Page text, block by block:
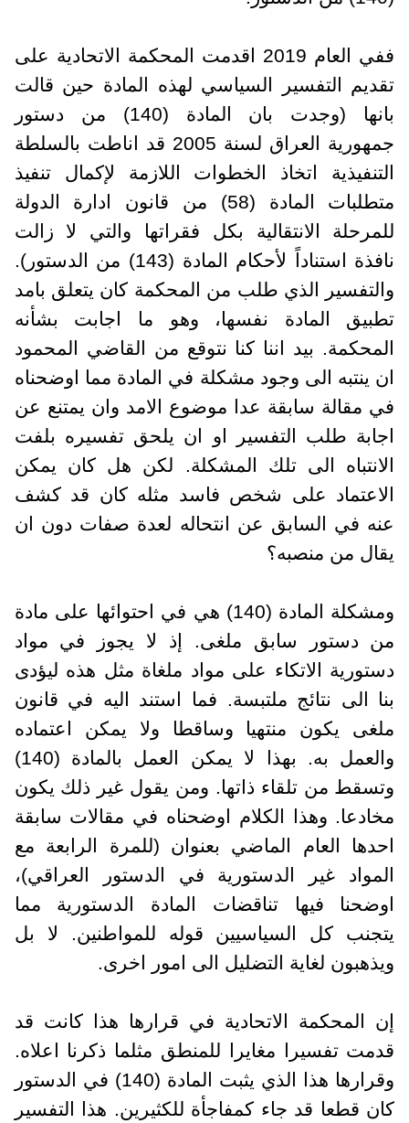
ففي العام 2019 اقدمت المحكمة الاتحادية على
تقديم التفسير السياسي لهذه المادة حين قالت
بانها (وجدت بان المادة (140) من دستور
جمهورية العراق لسنة 2005 قد اناطت بالسلطة
التنفيذية اتخاذ الخطوات اللازمة لإكمال تنفيذ
متطلبات المادة (58) من قانون ادارة الدولة
للمرحلة الانتقالية بكل فقراتها والتي لا زالت
نافذة استناداً لأحكام المادة (143) من الدستور).
والتفسير الذي طلب من المحكمة كان يتعلق بامد
تطبيق المادة نفسها، وهو ما اجابت بشأنه
المحكمة. بيد اننا كنا نتوقع من القاضي المحمود
ان ينتبه الى وجود مشكلة في المادة مما اوضحناه
في مقالة سابقة عدا موضوع الامد وان يمتنع عن
اجابة طلب التفسير او ان يلحق تفسيره بلفت
الانتباه الى تلك المشكلة. لكن هل كان يمكن
الاعتماد على شخص فاسد مثله كان قد كشف
عنه في السابق عن انتحاله لعدة صفات دون ان
يقال من منصبه؟
ومشكلة المادة (140) هي في احتوائها على مادة
من دستور سابق ملغى. إذ لا يجوز في مواد
دستورية الاتكاء على مواد ملغاة مثل هذه ليؤدى
بنا الى نتائج ملتبسة. فما استند اليه في قانون
ملغى يكون منتهيا وساقطا ولا يمكن اعتماده
والعمل به. بهذا لا يمكن العمل بالمادة (140)
وتسقط من تلقاء ذاتها. ومن يقول غير ذلك يكون
مخادعا. وهذا الكلام اوضحناه في مقالات سابقة
احدها العام الماضي بعنوان (للمرة الرابعة مع
المواد غير الدستورية في الدستور العراقي)،
اوضحنا فيها تناقضات المادة الدستورية مما
يتجنب كل السياسيين قوله للمواطنين. لا بل
ويذهبون لغاية التضليل الى امور اخرى.
إن المحكمة الاتحادية في قرارها هذا كانت قد
قدمت تفسيرا مغايرا للمنطق مثلما ذكرنا اعلاه.
وقرارها هذا الذي يثبت المادة (140) في الدستور
كان قطعا قد جاء كمفاجأة للكثيرين. هذا التفسير